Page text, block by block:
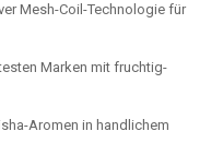
Mesh-Coil-Technologie für
Marken mit fruchtig-
Aromen in handlichem